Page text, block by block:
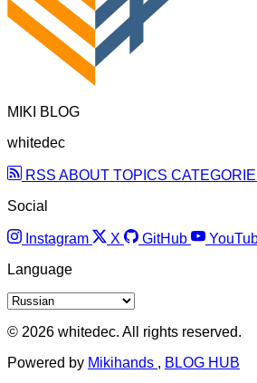
MIKI BLOG
whitedec
RSS ABOUT TOPICS
Social
Instagram X GitHub
Language
© 2026 whitedec. All rights reserved.
Powered by Mikihands , BLOG HUB